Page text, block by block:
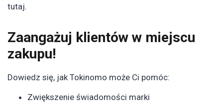
tutaj.
Zaangażuj klientów w miejscu
zakupu!
Dowiedz się, jak Tokinomo może Ci pomóc:
Zwiększenie świadomości marki